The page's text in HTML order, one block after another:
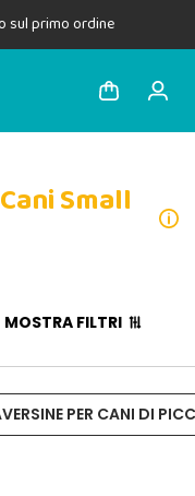
sul primo ordine
Small
PER CANI DI
MOSTRA FILTRI